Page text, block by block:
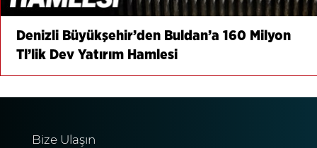
Denizli Büyükşehir’den Buldan’a 160 Milyon
Tl’lik Dev Yatırım Hamlesi
Bize Ulaşın